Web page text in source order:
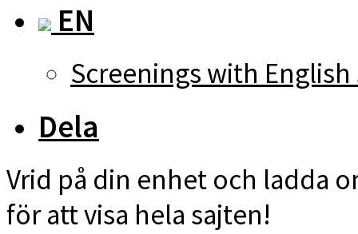
EN
Screenings with
Dela
Vrid på din enhet och ladda
för att visa hela sajten!